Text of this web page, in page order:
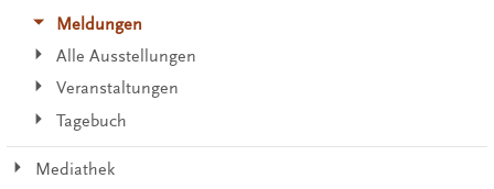
Meldungen
Alle Ausstellungen
Veranstaltungen
Tagebuch
Mediathek